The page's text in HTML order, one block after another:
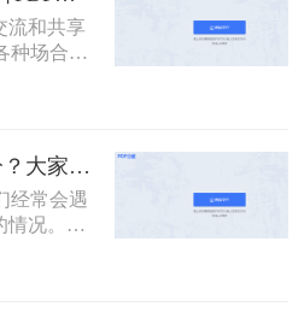
拆分，
流和共享
种场合，
，PDF
如果需
这些问
的PDF文
文件？
看看吧。
怎么把一个大的pdf拆分？大家试试这二种常用方法！
经常会遇
情况。当
章节或
拆分成